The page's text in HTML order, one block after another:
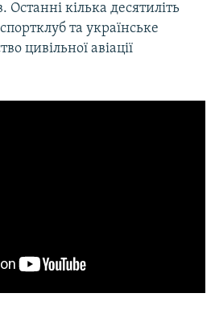
Останні кілька десятиліть
та українське
цивільної авіації